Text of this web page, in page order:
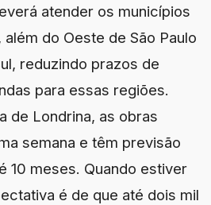
atender os municípios
do Oeste de São Paulo
reduzindo prazos de
para essas regiões.
de Londrina, as obras
semana e têm previsão
10 meses. Quando estiver
é de que até dois mil